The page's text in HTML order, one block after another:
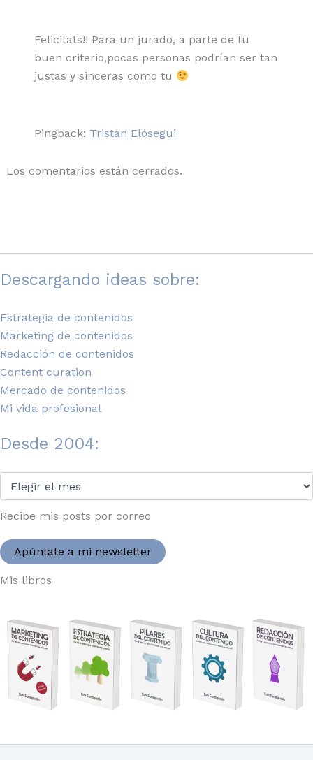
Felicitats!! Para un jurado, a parte de tu
buen criterio,pocas personas podrían ser tan
justas y sinceras como tu
Pingback: Tristán Elósegui
Los comentarios están cerrados.
Descargando ideas sobre:
Estrategia de contenidos
Marketing de contenidos
Redacción de contenidos
Content curation
Mercado de contenidos
Mi vida profesional
Desde 2004:
2004:
Recibe mis posts por correo
Apúntate a mi newsletter
Mis libros